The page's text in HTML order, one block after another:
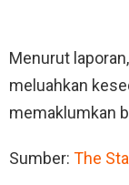
Menurut
meluahkan
memaklumkan
Sumber: The